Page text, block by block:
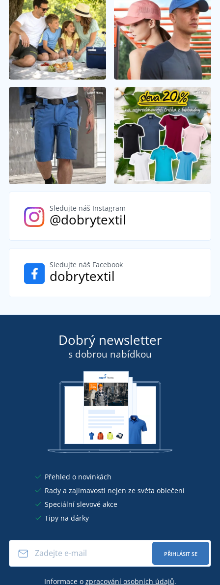
Sledujte náš Instagram
@dobrytextil
Sledujte náš Facebook
dobrytextil
Dobrý newsletter
s dobrou nabídkou
Přehled o novinkách
Rady a zajímavosti nejen ze světa oblečení
Speciální slevové akce
Tipy na dárky
PŘIHLÁSIT SE
Informace o zpracování osobních údajů.